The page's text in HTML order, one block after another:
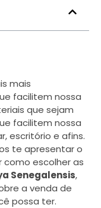
mais
facilitem nossa
que sejam
facilitem nossa
escritório e afins.
te apresentar o
escolher as
Senegalensis,
a venda de
possa ter.